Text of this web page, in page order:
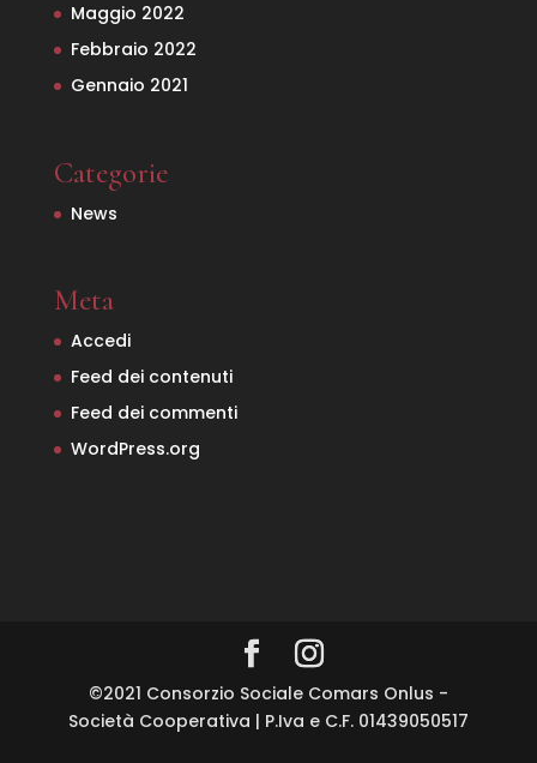
Maggio 2022
Febbraio 2022
Gennaio 2021
Categorie
News
Meta
Accedi
Feed dei contenuti
Feed dei commenti
WordPress.org
©2021 Consorzio Sociale Comars Onlus -
Società Cooperativa | P.Iva e C.F. 01439050517